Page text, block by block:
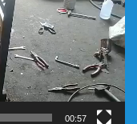
00:57